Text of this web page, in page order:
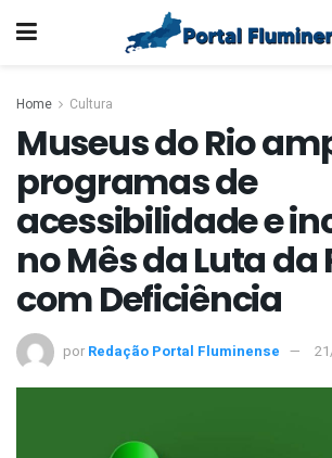
Home Cultura
Museus do Rio
programas de
acessibilidade e
no Mês da Luta da
com Deficiência
por Redação Portal Fluminense